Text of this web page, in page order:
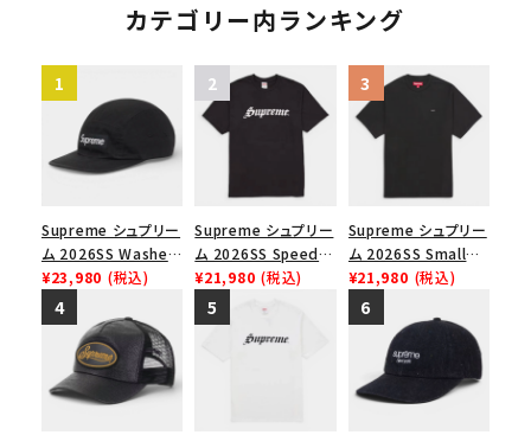
カテゴリー内ランキング
Supreme シュプリー
ム 2026SS Washed
Chino Twill Camp
Cap ウォッシュド チ
ノツイル キャンプキャ
ップ ブラック
¥23,980 (税込)
Supreme シュプリー
ム 2026SS Speed
Tee スピードTシャツ
ブラック
¥21,980 (税込)
Supreme シュプリー
ム 2026SS Small
Box Tee スモールボ
ックスTシャツ ブラッ
ク
¥21,980 (税込)